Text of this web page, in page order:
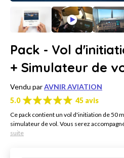
Pack - Vol
+ Simulateur de
Vendu parAVNIR AVIATION
5.0
45 avis
Ce pack contient un vol d'initiation de 50
simulateur de vol. Vous serez
suite